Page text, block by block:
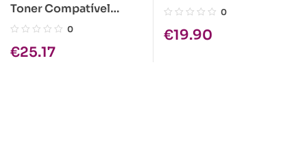
Toner Compatível
Kyocera TK-50 Preto
0
€25.17
Kyocera TK-410 Preto
0
€19.90